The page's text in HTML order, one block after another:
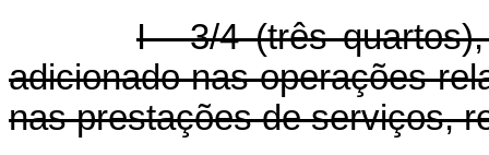
I - 3/4 (três
adicionado nas operações
nas prestações de serviços,